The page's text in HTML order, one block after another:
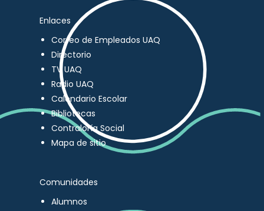
Enlaces
Correo de Empleados UAQ
Directorio
TV UAQ
Radio UAQ
Calendario Escolar
Bibliotecas
Contraloría Social
Mapa de sitio
Comunidades
Alumnos